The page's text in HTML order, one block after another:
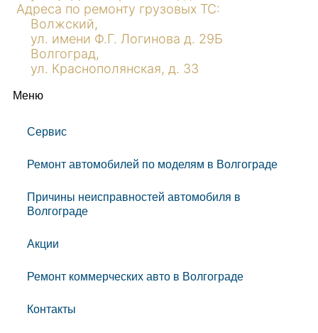
Адреса по ремонту грузовых ТС:
Волжский,
ул. имени Ф.Г. Логинова д. 29Б
Волгоград,
ул. Краснополянская, д. 33
Меню
Сервис
Ремонт автомобилей по моделям в Волгограде
Причины неисправностей автомобиля в
Волгограде
Акции
Ремонт коммерческих авто в Волгограде
Контакты